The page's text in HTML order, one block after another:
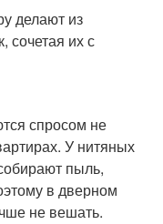
делают из
сочетая их с
спросом не
У нитяных
пыль,
в дверном
не вешать.